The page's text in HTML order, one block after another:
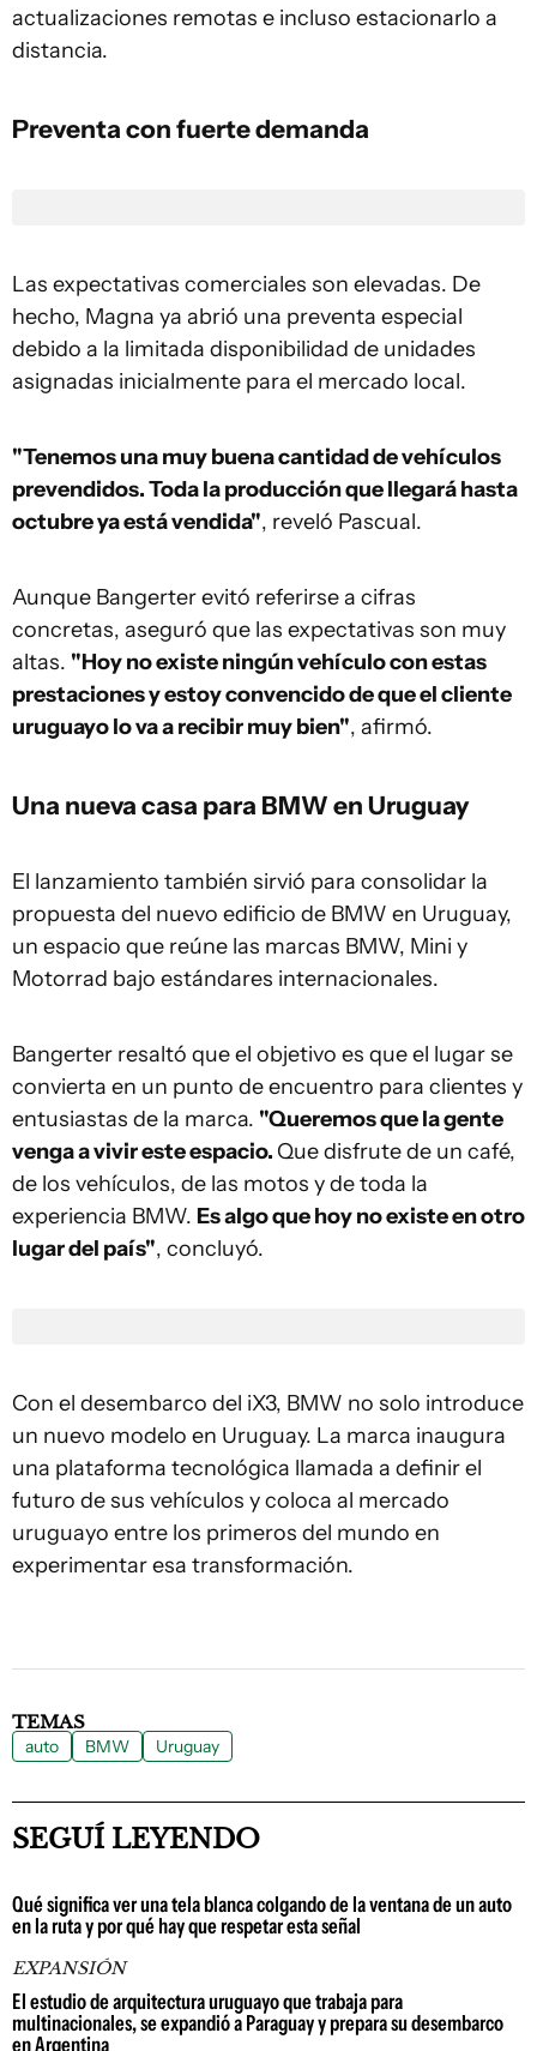
actualizaciones remotas e incluso estacionarlo a
distancia.
Preventa con fuerte demanda
Las expectativas comerciales son elevadas. De
hecho, Magna ya abrió una preventa especial
debido a la limitada disponibilidad de unidades
asignadas inicialmente para el mercado local.
"Tenemos una muy buena cantidad de vehículos
prevendidos. Toda la producción que llegará hasta
octubre ya está vendida", reveló Pascual.
Aunque Bangerter evitó referirse a cifras
concretas, aseguró que las expectativas son muy
altas. "Hoy no existe ningún vehículo con estas
prestaciones y estoy convencido de que el cliente
uruguayo lo va a recibir muy bien", afirmó.
Una nueva casa para BMW en Uruguay
El lanzamiento también sirvió para consolidar la
propuesta del nuevo edificio de BMW en Uruguay,
un espacio que reúne las marcas BMW, Mini y
Motorrad bajo estándares internacionales.
Bangerter resaltó que el objetivo es que el lugar se
convierta en un punto de encuentro para clientes y
entusiastas de la marca. "Queremos que la gente
venga a vivir este espacio. Que disfrute de un café,
de los vehículos, de las motos y de toda la
experiencia BMW. Es algo que hoy no existe en otro
lugar del país", concluyó.
Con el desembarco del iX3, BMW no solo introduce
un nuevo modelo en Uruguay. La marca inaugura
una plataforma tecnológica llamada a definir el
futuro de sus vehículos y coloca al mercado
uruguayo entre los primeros del mundo en
experimentar esa transformación.
TEMAS
auto BMW Uruguay
SEGUÍ LEYENDO
Qué significa ver una tela blanca colgando de la ventana de un auto
en la ruta y por qué hay que respetar esta señal
EXPANSIÓN
El estudio de arquitectura uruguayo que trabaja para
multinacionales, se expandió a Paraguay y prepara su desembarco
en Argentina